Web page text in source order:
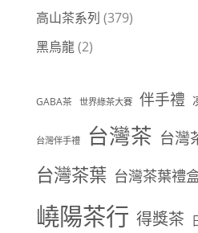
高山茶系列 (379)
黑烏龍(2)
GABA茶 世界綠茶大賽 伴手禮
台灣伴手禮 台灣茶 台灣
台灣茶葉 台灣茶葉禮
嶢陽茶行 得獎茶